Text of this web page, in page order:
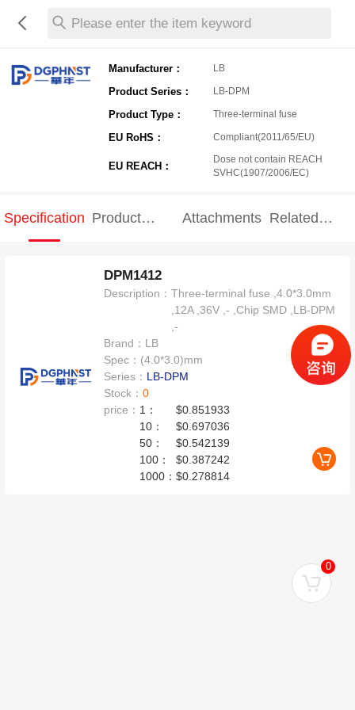
Please enter the item keyword
Manufacturer： LB
Product Series： LB-DPM
Product Type： Three-terminal fuse
EU RoHS： Compliant(2011/65/EU)
EU REACH：
Dose not contain REACH
SVHC(1907/2006/EC)
Specification Product
Attachments Related
DPM1412
Description：Three-terminal fuse ,4.0*3.0mm
,12A ,36V ,- ,Chip SMD ,LB-DPM
,-
Brand： LB
Spec： (4.0*3.0)mm
Series： LB-DPM
Stock：0
price： 1：
$0.851933
10：
$0.697036
50：
$0.542139
100：
$0.387242
1000：$0.278814
0